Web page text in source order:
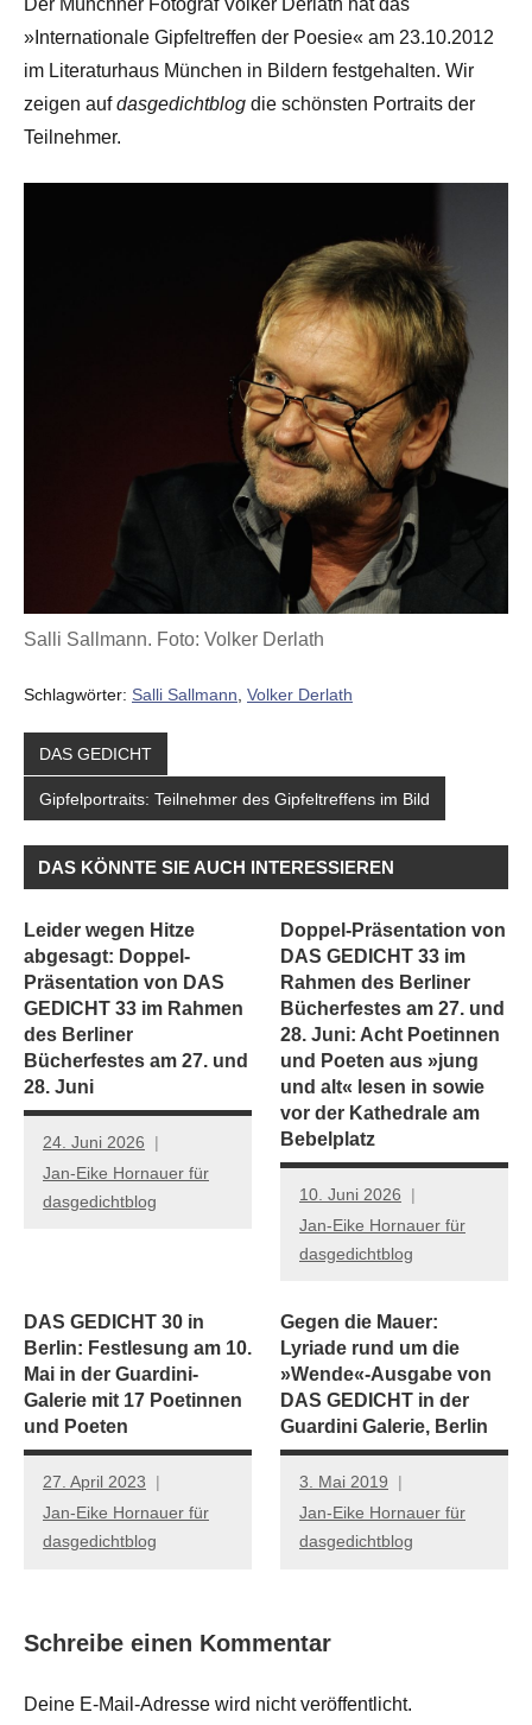
Der Münchner Fotograf Volker Derlath hat das
»Internationale Gipfeltreffen der Poesie« am 23.10.2012
im Literaturhaus München in Bildern festgehalten. Wir
zeigen aufdasgedichtblog die schönsten Portraits der
Teilnehmer.
Salli Sallmann. Foto: Volker Derlath
Schlagwörter: Salli Sallmann Volker Derlath
DAS GEDICHT
Gipfelportraits: Teilnehmer des Gipfeltreffens im Bild
DAS KÖNNTE SIE AUCH INTERESSIEREN
Leider wegen Hitze
abgesagt: Doppel-
Präsentation von DAS
GEDICHT 33 im Rahmen
des Berliner
Bücherfestes am 27. und
28. Juni
24. Juni 2026
Jan-Eike Hornauer für
dasgedichtblog
Doppel-Präsentation von
DAS GEDICHT 33 im
Rahmen des Berliner
Bücherfestes am 27. und
28. Juni: Acht Poetinnen
und Poeten aus »jung
und alt« lesen in sowie
vor der Kathedrale am
Bebelplatz
10. Juni 2026
Jan-Eike Hornauer für
dasgedichtblog
DAS GEDICHT 30 in
Berlin: Festlesung am 10.
Mai in der Guardini-
Galerie mit 17 Poetinnen
und Poeten
27. April 2023
Jan-Eike Hornauer für
dasgedichtblog
Gegen die Mauer:
Lyriade rund um die
»Wende«-Ausgabe von
DAS GEDICHT in der
Guardini Galerie, Berlin
3. Mai 2019
Jan-Eike Hornauer für
dasgedichtblog
Schreibe einen Kommentar
Deine E-Mail-Adresse wird nicht veröffentlicht.